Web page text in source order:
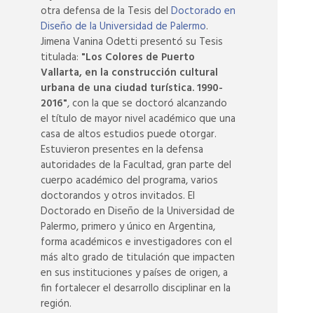
otra defensa de la Tesis del Doctorado en
Diseño de la Universidad de Palermo.
Jimena Vanina Odetti presentó su Tesis
titulada: "Los Colores de Puerto
Vallarta, en la construcción cultural
urbana de una ciudad turística. 1990-
2016", con la que se doctoró alcanzando
el título de mayor nivel académico que una
casa de altos estudios puede otorgar.
Estuvieron presentes en la defensa
autoridades de la Facultad, gran parte del
cuerpo académico del programa, varios
doctorandos y otros invitados. El
Doctorado en Diseño de la Universidad de
Palermo, primero y único en Argentina,
forma académicos e investigadores con el
más alto grado de titulación que impacten
en sus instituciones y países de origen, a
fin fortalecer el desarrollo disciplinar en la
región.